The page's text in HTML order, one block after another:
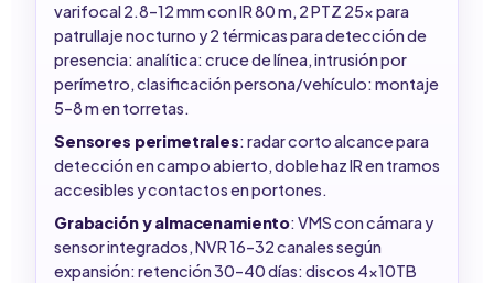
varifocal 2.8–12 mm con IR 80 m, 2 PTZ 25x para
patrullaje nocturno y 2 térmicas para detección de
presencia: analítica: cruce de línea, intrusión por
perímetro, clasificación persona/vehículo: montaje
5–8 m en torretas.
Sensores perimetrales: radar corto alcance para
detección en campo abierto, doble haz IR en tramos
accesibles y contactos en portones.
Grabación y almacenamiento: VMS con cámara y
sensor integrados, NVR 16–32 canales según
expansión: retención 30–40 días: discos 4x10TB